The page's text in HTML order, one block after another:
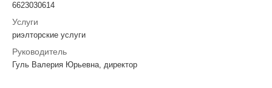
6623030614
Услуги
риэлторские услуги
Руководитель
Гуль Валерия Юрьевна, директор